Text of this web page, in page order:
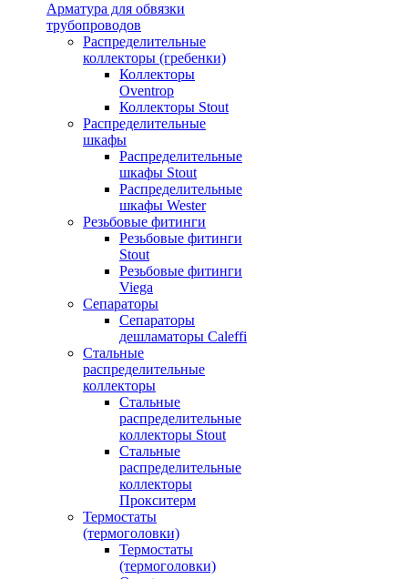
Арматура для обвязки
трубопроводов
Распределительные
коллекторы (гребенки)
Коллекторы
Oventrop
Коллекторы Stout
Распределительные
шкафы
Распределительные
шкафы Stout
Распределительные
шкафы Wester
Резьбовые фитинги
Резьбовые фитинги
Stout
Резьбовые фитинги
Viega
Сепараторы
Сепараторы
дешламаторы Caleffi
Стальные
распределительные
коллекторы
Стальные
распределительные
коллекторы Stout
Стальные
распределительные
коллекторы
Прокситерм
Термостаты
(термоголовки)
Термостаты
(термоголовки)